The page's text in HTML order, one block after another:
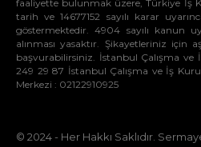
faaliyette bulunmak üzere, Türkiye İş
tarih ve 14677152 sayılı karar
göstermektedir. 4904 sayılı kanun
alınması yasaktır. Şikayetleriniz için
başvurabilirsiniz. İstanbul Çalışma
249 29 87 İstanbul Çalışma ve İş
Merkezi : 02122910925
© 2024 - Her Hakkı Saklıdır.